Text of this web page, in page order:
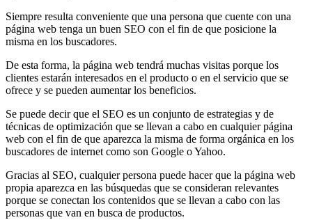
Siempre resulta conveniente que una persona que cuente con una
página web tenga un buen SEO con el fin de que posicione la
misma en los buscadores.
De esta forma, la página web tendrá muchas visitas porque los
clientes estarán interesados en el producto o en el servicio que se
ofrece y se pueden aumentar los beneficios.
Se puede decir que el SEO es un conjunto de estrategias y de
técnicas de optimización que se llevan a cabo en cualquier página
web con el fin de que aparezca la misma de forma orgánica en los
buscadores de internet como son Google o Yahoo.
Gracias al SEO, cualquier persona puede hacer que la página web
propia aparezca en las búsquedas que se consideran relevantes
porque se conectan los contenidos que se llevan a cabo con las
personas que van en busca de productos.